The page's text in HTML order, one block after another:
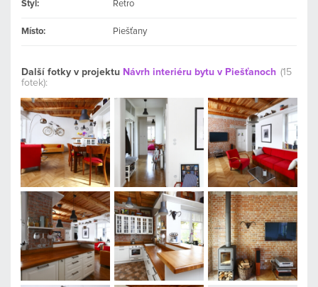
Styl: Retro
Místo: Piešťany
Další fotky v projektu Návrh interiéru bytu v Piešťanoch (15
fotek):